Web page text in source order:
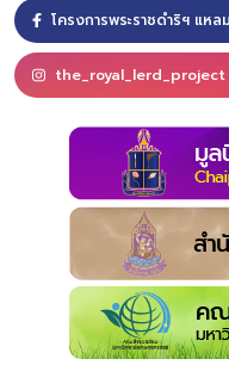
โครงการพระราชดำริฯ แหล
the_royal_lerd_project